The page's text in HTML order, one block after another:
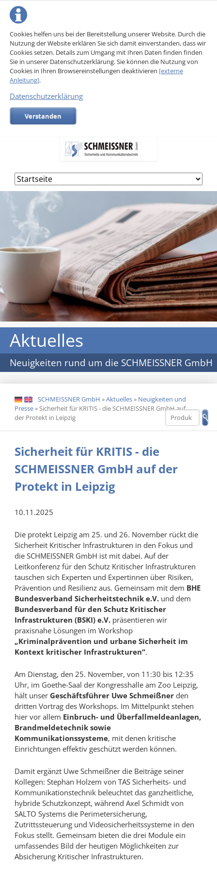
Cookies helfen uns bei der Bereitstellung unserer Website. Durch die
Nutzung der Website erklären Sie sich damit einverstanden, dass wir
Cookies setzen. Details zum Umgang mit Ihren Daten finden finden
Sie in unserer Datenschutzerklärung. Sie können die Nutzung von
Cookies in Ihren Browsereinstellungen deaktivieren [externe
Anleitung].
Datenschutzerklärung
Verstanden
Navigation
überspringen
Aktuelles
Neuigkeiten rund um die SCHMEISSNER GmbH
DE EN SCHMEISSNER GmbH »Aktuelles» Neuigkeiten und
Presse»Sicherheit für KRITIS - die SCHMEISSNER GmbH auf
der Protekt in Leipzig
Sicherheit für KRITIS - die
SCHMEISSNER GmbH auf der
Protekt in Leipzig
10.11.2025
Die protekt Leipzig am 25. und 26. November rückt die
Sicherheit Kritischer Infrastrukturen in den Fokus und
die SCHMEISSNER GmbH ist mit dabei. Auf der
Leitkonferenz für den Schutz Kritischer Infrastrukturen
tauschen sich Experten und Expertinnen über Risiken,
Prävention und Resilienz aus. Gemeinsam mit dem BHE
Bundesverband Sicherheitstechnik e.V.und dem
Bundesverband für den Schutz Kritischer
Infrastrukturen (BSKI) e.V.präsentieren wir
praxisnahe Lösungen im Workshop
„Kriminalprävention und urbane Sicherheit im
Kontext kritischer Infrastrukturen“.
Am Dienstag, den 25. November, von 11:30 bis 12:35
Uhr, im Goethe-Saal der Kongresshalle am Zoo Leipzig,
hält unser Geschäftsführer Uwe Schmeißnerden
dritten Vortrag des Workshops. Im Mittelpunkt stehen
hier vor allem Einbruch- und Überfallmeldeanlagen,
Brandmeldetechnik sowie
Kommunikationssysteme, mit denen kritische
Einrichtungen effektiv geschützt werden können.
Damit ergänzt Uwe Schmeißner die Beiträge seiner
Kollegen: Stephan Holzem von TAS Sicherheits- und
Kommunikationstechnik beleuchtet das ganzheitliche,
hybride Schutzkonzept, während Axel Schmidt von
SALTO Systems die Perimetersicherung,
Zutrittssteuerung und Videosicherheitssysteme in den
Fokus stellt. Gemeinsam bieten die drei Module ein
umfassendes Bild der heutigen Möglichkeiten zur
Absicherung Kritischer Infrastrukturen.